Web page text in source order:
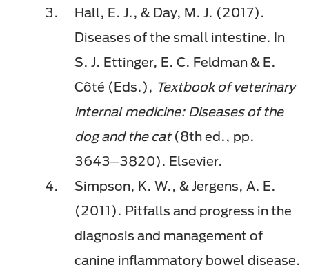
Hall, E. J., & Day, M. J. (2017).
Diseases of the small intestine. In
S. J. Ettinger, E. C. Feldman & E.
Côté (Eds.), Textbook of veterinary
internal medicine: Diseases of the
dog and the cat(8th ed., pp.
3643─3820). Elsevier.
Simpson, K. W., & Jergens, A. E.
(2011). Pitfalls and progress in the
diagnosis and management of
canine inflammatory bowel disease.